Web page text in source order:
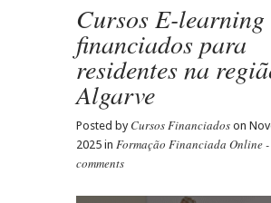
Cursos E-learning
financiados para
residentes na
Algarve
Posted by Cursos Financiados on
2025 in Formação Financiada Online
comments